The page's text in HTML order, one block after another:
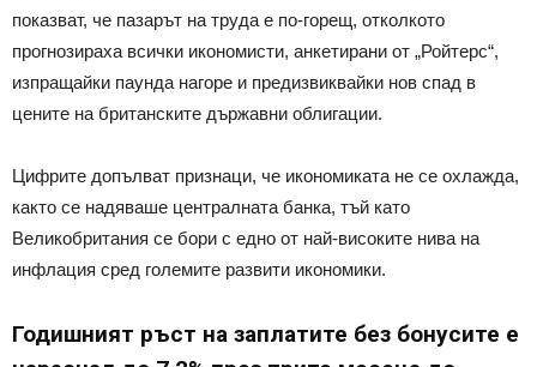
показват, че пазарът на труда е по-горещ, отколкото
прогнозираха всички икономисти, анкетирани от „Ройтерс“,
изпращайки паунда нагоре и предизвиквайки нов спад в
цените на британските държавни облигации.
Цифрите допълват признаци, че икономиката не се охлажда,
както се надяваше централната банка, тъй като
Великобритания се бори с едно от най-високите нива на
инфлация сред големите развити икономики.
Годишният ръст на заплатите без бонусите е